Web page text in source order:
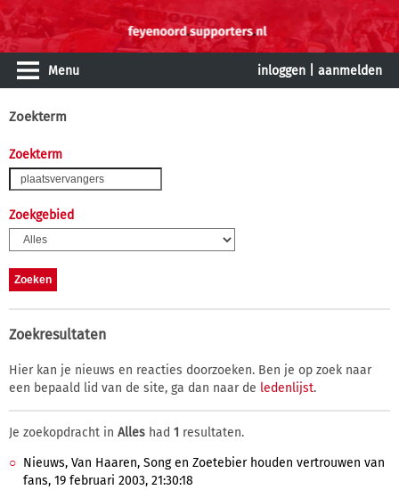
Menu inloggen aanmelden
Zoekterm
Zoekterm
Zoekgebied
Zoekresultaten
Hier kan je nieuws en reacties doorzoeken. Ben je op zoek naar
een bepaald lid van de site, ga dan naar de ledenlijst.
Je zoekopdracht in Alles had 1 resultaten.
Nieuws, Van Haaren, Song en Zoetebier houden vertrouwen van
fans, 19 februari 2003, 21:30:18